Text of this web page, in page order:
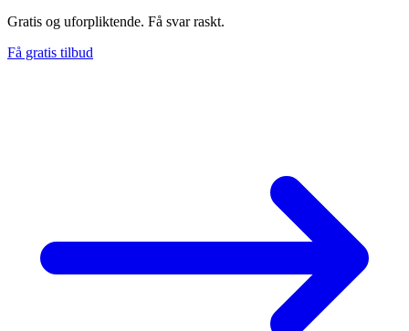
Gratis og uforpliktende. Få svar raskt.
Få gratis tilbud